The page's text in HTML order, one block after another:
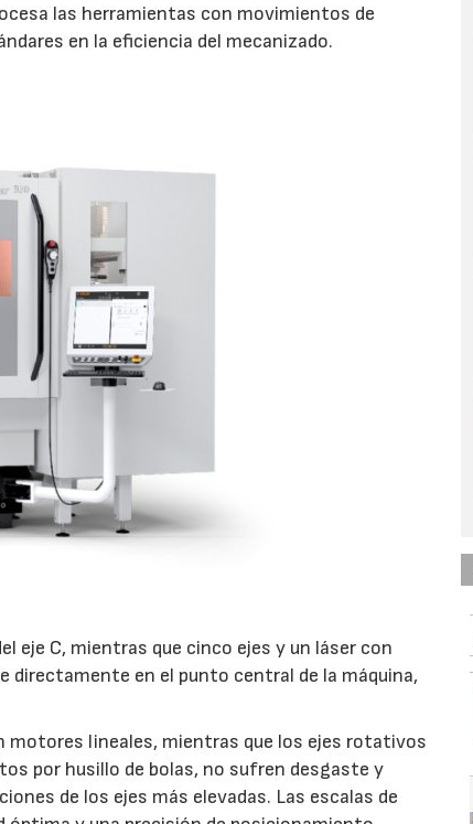
las herramientas con movimientos de
en la eficiencia del mecanizado.
eje C, mientras que cinco ejes y un láser con
directamente en el punto central de la máquina,
motores lineales, mientras que los ejes rotativos
por husillo de bolas, no sufren desgaste y
de los ejes más elevadas. Las escalas de